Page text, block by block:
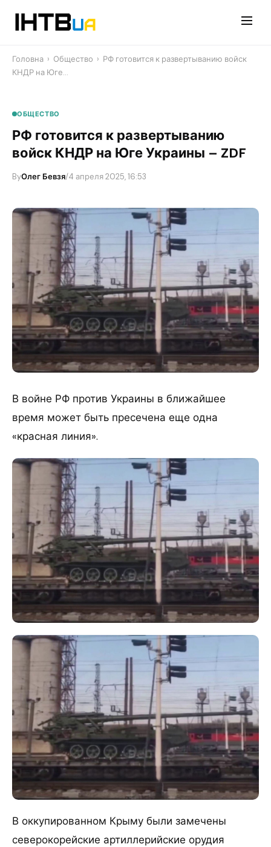
Головна › Общество › ​РФ готовится к развертыванию войск
КНДР на Юге…
ОБЩЕСТВО
​РФ готовится к развертыванию
войск КНДР на Юге Украины – ZDF
ByОлег Бевзя/4 апреля 2025, 16:53
В войне РФ против Украины в ближайшее
время может быть пресечена еще одна
«красная линия».
В оккупированном Крыму были замечены
северокорейские артиллерийские орудия